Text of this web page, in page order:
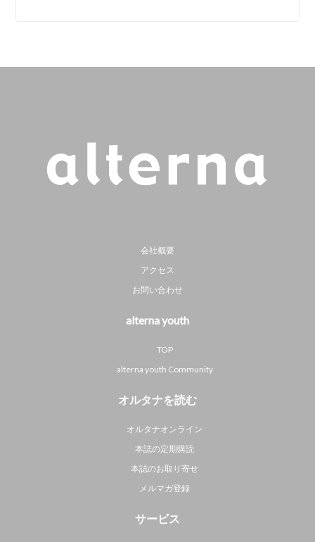
会社概要
アクセス
お問い合わせ
alterna youth
TOP
alterna youth Community
オルタナを読む
オルタナオンライン
本誌の定期購読
本誌のお取り寄せ
メルマガ登録
サービス